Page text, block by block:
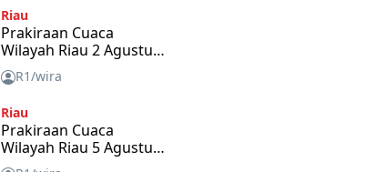
Riau
Prakiraan Cuaca
Wilayah Riau 2 Agustus
2026R1/wira
Riau
Prakiraan Cuaca
Wilayah Riau 5 Agustus
2026